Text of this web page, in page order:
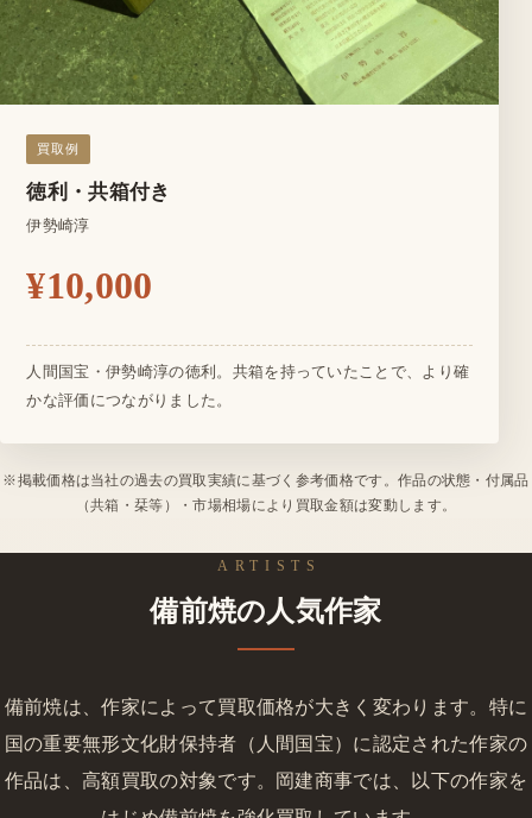
買取例
徳利・共箱付き
伊勢崎淳
¥10,000
人間国宝・伊勢崎淳の徳利。共箱を持っていたことで、より確
かな評価につながりました。
※掲載価格は当社の過去の買取実績に基づく参考価格です。作品の状態・付属品
（共箱・栞等）・市場相場により買取金額は変動します。
ARTISTS
備前焼の人気作家
備前焼は、作家によって買取価格が大きく変わります。特に
国の重要無形文化財保持者（人間国宝）に認定された作家の
作品は、高額買取の対象です。岡建商事では、以下の作家を